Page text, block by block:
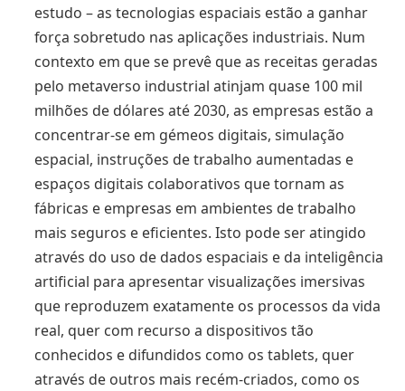
estudo – as tecnologias espaciais estão a ganhar
força sobretudo nas aplicações industriais. Num
contexto em que se prevê que as receitas geradas
pelo metaverso industrial atinjam quase 100 mil
milhões de dólares até 2030, as empresas estão a
concentrar-se em gémeos digitais, simulação
espacial, instruções de trabalho aumentadas e
espaços digitais colaborativos que tornam as
fábricas e empresas em ambientes de trabalho
mais seguros e eficientes. Isto pode ser atingido
através do uso de dados espaciais e da inteligência
artificial para apresentar visualizações imersivas
que reproduzem exatamente os processos da vida
real, quer com recurso a dispositivos tão
conhecidos e difundidos como os tablets, quer
através de outros mais recém-criados, como os